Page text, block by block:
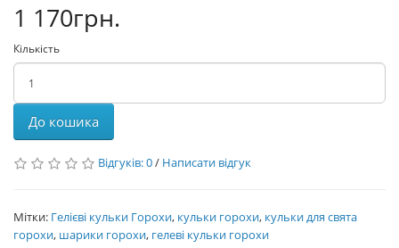
1 170грн.
Кількість
До кошика
Відгуків: 0/ Написати відгук
Мітки: Гелієві кульки Горохи, кульки горохи, кульки для свята
горохи, шарики горохи, гелеві кульки горохи